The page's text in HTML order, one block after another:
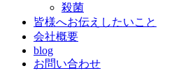
殺菌
皆様へお伝えしたいこと
会社概要
blog
お問い合わせ